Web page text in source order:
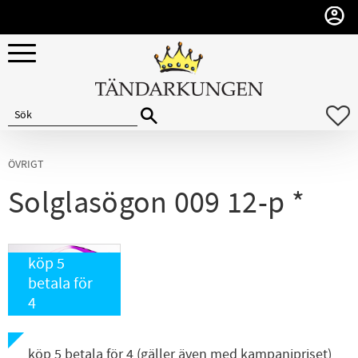
Meny
ÖVRIGT
Solglasögon 009 12-p *
köp 5
betala för
4